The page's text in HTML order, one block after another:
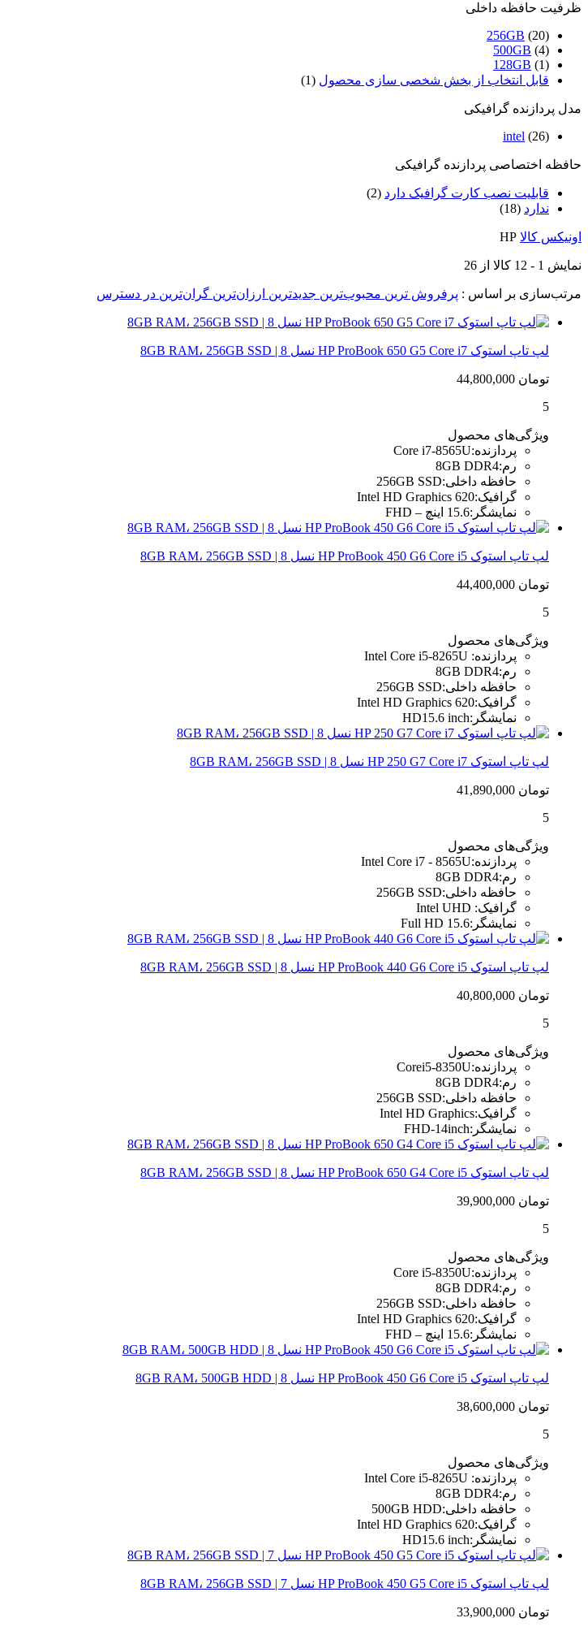
ظرفیت حافظه داخلی
256GB (20)
500GB (4)
128GB (1)
قابل انتخاب از بخش شخصی سازی محصول (1)
مدل پردازنده گرافیکی
intel (26)
حافظه اختصاصی پردازنده گرافیکی
قابلیت نصب کارت گرافیک دارد (2)
ندارد (18)
اونیکس کالا HP
نمایش 1
-
12 کالا از 26
مرتب‌سازی بر اساس : پرفروش ترین محبوب‌ترین جدیدترین ارزان‌ترین گران‌ترین در دسترس
لپ تاپ استوک HP ProBook 650 G5 Core i7 نسل 8 | 8GB RAM، 256GB SSD
تومان
5
ویژگی‌های محصول
پردازنده:
Core i7-8565U
رم:
8GB DDR4
حافظه داخلی:
256GB SSD
گرافیک:
Intel HD Graphics 620
نمایشگر :15.6 اینچ – FHD
لپ تاپ استوک HP ProBook 450 G6 Core i5 نسل 8 | 8GB RAM، 256GB SSD
تومان
5
ویژگی‌های محصول
پردازنده:
رم:
8GB DDR4
حافظه داخلی:
256GB SSD
گرافیک:
Intel HD Graphics 620
نمایشگر :
HD15.6 inch
لپ تاپ استوک HP 250 G7 Core i7 نسل 8 | 8GB RAM، 256GB SSD
تومان
5
ویژگی‌های محصول
پردازنده:
Intel Core i7 - 8565U
رم:
8GB DDR4
حافظه داخلی:
256GB SSD
گرافیک:
نمایشگر :
15.6 Full HD
لپ تاپ استوک HP ProBook 440 G6 Core i5 نسل 8 | 8GB RAM، 256GB SSD
تومان
5
ویژگی‌های محصول
پردازنده:
Corei5-8350U
رم:
8GB DDR4
حافظه داخلی:
256GB SSD
گرافیک:
Intel HD Graphics
نمایشگر :
FHD-14inch
لپ تاپ استوک HP ProBook 650 G4 Core i5 نسل 8 | 8GB RAM، 256GB SSD
تومان
5
ویژگی‌های محصول
پردازنده:
Core i5-8350U
رم:
8GB DDR4
حافظه داخلی:
256GB SSD
گرافیک:
Intel HD Graphics 620
نمایشگر :15.6 اینچ – FHD
لپ تاپ استوک HP ProBook 450 G6 Core i5 نسل 8 | 8GB RAM، 500GB HDD
تومان
5
ویژگی‌های محصول
پردازنده:
رم:
8GB DDR4
حافظه داخلی:
500GB HDD
گرافیک:
Intel HD Graphics 620
نمایشگر :
HD15.6 inch
لپ تاپ استوک HP ProBook 450 G5 Core i5 نسل 7 | 8GB RAM، 256GB SSD
تومان